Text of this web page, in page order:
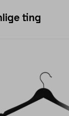
ting